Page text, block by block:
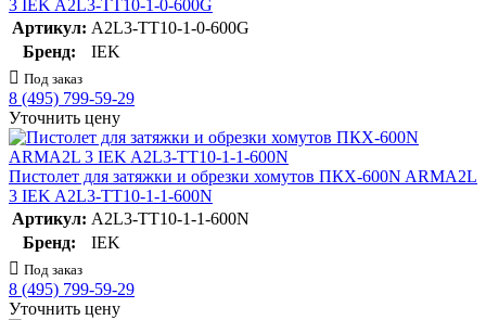
3 IEK A2L3-TT10-1-0-600G
Артикул: A2L3-TT10-1-0-600G
Бренд:
IEK
Под заказ
8 (495) 799-59-29
Уточнить цену
Пистолет для затяжки и обрезки хомутов ПКХ-600N ARMA2L
3 IEK A2L3-TT10-1-1-600N
Артикул: A2L3-TT10-1-1-600N
Бренд:
IEK
Под заказ
8 (495) 799-59-29
Уточнить цену